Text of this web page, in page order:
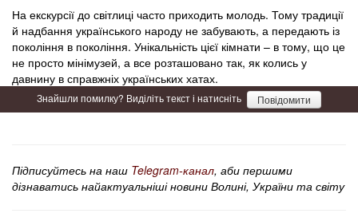
На екскурсії до світлиці часто приходить молодь. Тому традиції
й надбання українського народу не забувають, а передають із
покоління в покоління. Унікальність цієї кімнати – в тому, що це
не просто мінімузей, а все розташовано так, як колись у
давнину в справжніх українських хатах.
Знайшли помилку? Виділіть текст і натисніть Повідомити
Підписуйтесь на наш Telegram-канал, аби першими
дізнаватись найактуальніші новини Волині, України та світу